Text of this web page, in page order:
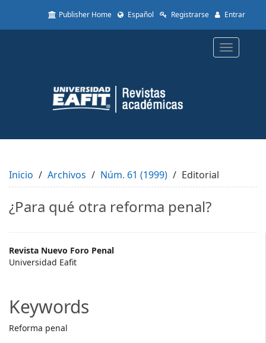
to
Content
Sidebar
Publisher Home Español Registrarse Entrar
Toggle
Inicio Archivos Núm. 61 (1999) Editorial
¿Para qué otra reforma penal?
Main
Article
Revista Nuevo Foro Penal
Universidad Eafit
Keywords
Reforma penal